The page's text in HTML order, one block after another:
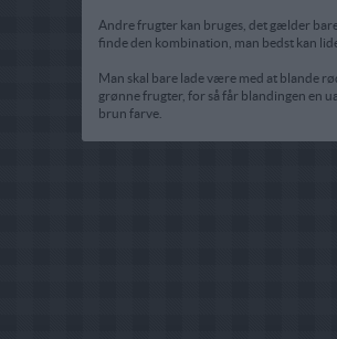
Andre frugter kan bruges, det gælder
finde den kombination, man bedst kan
Man skal bare lade være med at blande
grønne frugter, for så får blandingen en
brun farve.